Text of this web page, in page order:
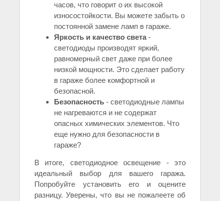
часов, что говорит о их высокой
износостойкости. Вы можете забыть о
постоянной замене ламп в гараже.
Яркость и качество света-
светодиоды производят яркий,
равномерный свет даже при более
низкой мощности. Это сделает работу
в гараже более комфортной и
безопасной.
Безопасность - светодиодные лампы
не нагреваются и не содержат
опасных химических элементов. Что
еще нужно для безопасности в
гараже?
В итоге, светодиодное освещение - это
идеальный выбор для вашего гаража.
Попробуйте установить его и оцените
разницу. Уверены, что вы не пожалеете об